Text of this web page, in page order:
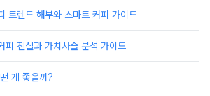
트렌드 해부와 스마트 커피 가이드
피 진실과 가치사슬 분석 가이드
게 좋을까?